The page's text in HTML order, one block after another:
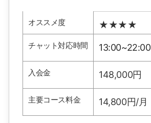
オススメ度 ★★★★
チャット対応時間 13:00~22:00
入会金 148,000円
主要コース料金 14,800円/月